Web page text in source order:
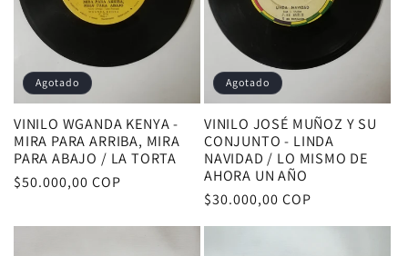
Agotado
VINILO WGANDA KENYA -
MIRA PARA ARRIBA, MIRA
PARA ABAJO / LA TORTA
Precio
$50.000,00 COP
Agotado
VINILO JOSÉ MUÑOZ Y SU
CONJUNTO - LINDA
NAVIDAD / LO MISMO DE
AHORA UN AÑO
Precio
habitual
$30.000,00 COP